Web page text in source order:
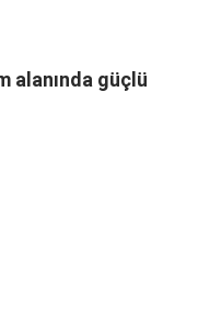
alanında güçlü